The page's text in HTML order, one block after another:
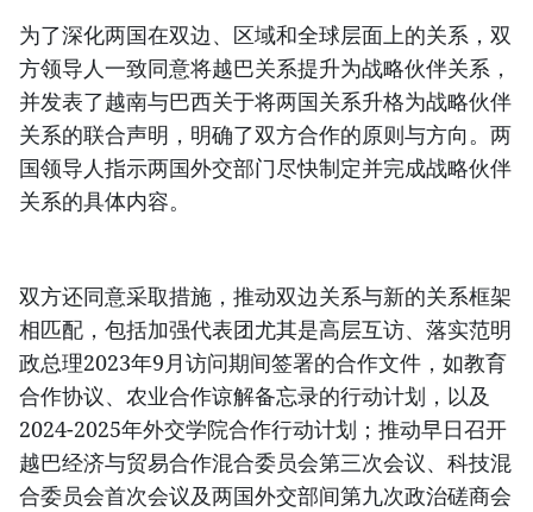
为了深化两国在双边、区域和全球层面上的关系，双
方领导人一致同意将越巴关系提升为战略伙伴关系，
并发表了越南与巴西关于将两国关系升格为战略伙伴
关系的联合声明，明确了双方合作的原则与方向。两
国领导人指示两国外交部门尽快制定并完成战略伙伴
关系的具体内容。
双方还同意采取措施，推动双边关系与新的关系框架
相匹配，包括加强代表团尤其是高层互访、落实范明
政总理2023年9月访问期间签署的合作文件，如教育
合作协议、农业合作谅解备忘录的行动计划，以及
2024-2025年外交学院合作行动计划；推动早日召开
越巴经济与贸易合作混合委员会第三次会议、科技混
合委员会首次会议及两国外交部间第九次政治磋商会